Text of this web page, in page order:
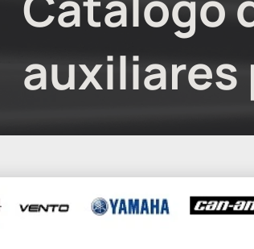
auxiliares